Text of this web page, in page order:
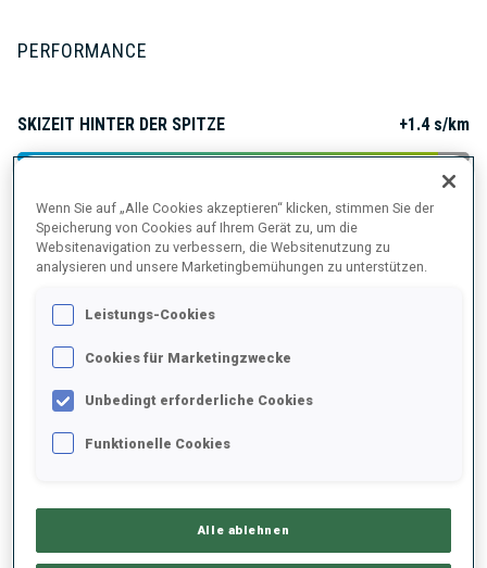
PERFORMANCE
SKIZEIT HINTER DER SPITZE +1.4 s/km
91%
STEHENDSCHIESSEN
SAISON-HIGHLIGHTS
Wenn Sie auf „Alle Cookies akzeptieren“ klicken, stimmen Sie der
Speicherung von Cookies auf Ihrem Gerät zu, um die
Websitenavigation zu verbessern, die Websitenutzung zu
analysieren und unsere Marketingbemühungen zu unterstützen.
Leistungs-Cookies
Cookies für Marketingzwecke
Unbedingt erforderliche Cookies
Funktionelle Cookies
Alle ablehnen